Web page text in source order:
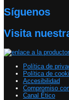
Síguenos
Visita
Política de
Política de
Accesibilidad
Compromiso
Canal Ético